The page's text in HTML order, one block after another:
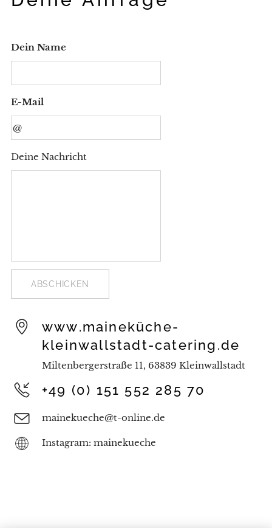
Dein Name
E-Mail
Deine Nachricht
ABSCHICKEN
www.maineküche-
kleinwallstadt-catering.de
Miltenbergerstraße 11, 63839 Kleinwallstadt
+49 (0) 151 552 285 70
mainekueche@t-online.de
Instagram: mainekueche